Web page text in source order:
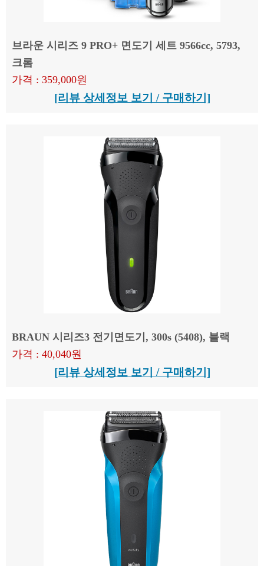
브라운 시리즈 9 PRO+ 면도기 세트 9566cc, 5793,
크롬
가격 : 359,000원
[리뷰 상세정보 보기 / 구매하기]
BRAUN 시리즈3 전기면도기, 300s (5408), 블랙
가격 : 40,040원
[리뷰 상세정보 보기 / 구매하기]